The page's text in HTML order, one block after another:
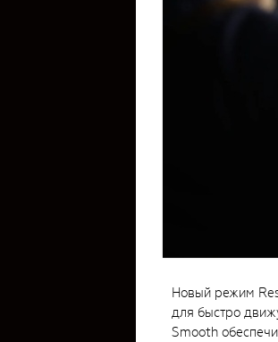
Новый режим
для быстро
Smooth